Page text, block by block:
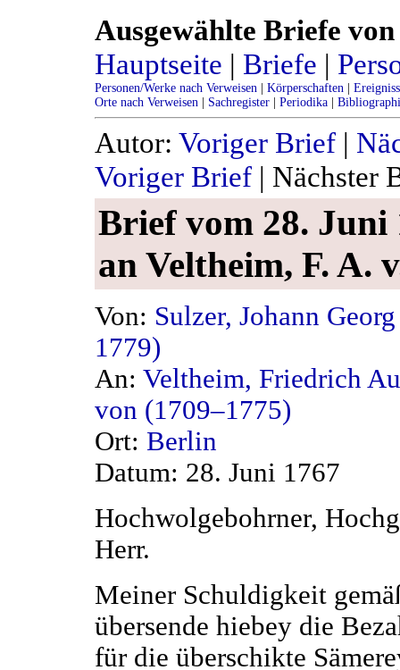
Ausgewählte Briefe
Hauptseite | Briefe |
Personen/Werke nach Verweisen | Körperschaften |
Orte nach Verweisen | Sachregister | Periodika |
Autor: Voriger Brief |
Voriger Brief | Nächster
Brief vom 28. Juni
an Veltheim, F. A.
Von: Sulzer, Johann
1779)
An: Veltheim, Friedrich
von (1709–1775)
Ort: Berlin
Datum: 28. Juni 1767
Hochwolgebohrner,
Herr.
Meiner Schuldigkeit
übersende hiebey die
für die überschikte